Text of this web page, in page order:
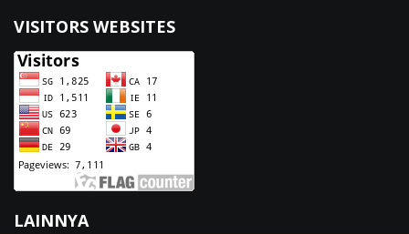
VISITORS WEBSITES
LAINNYA